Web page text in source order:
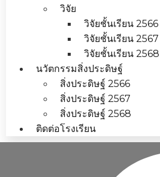
วิจัย
วิจัยชั้นเรียน 2566
วิจัยชั้นเรียน 2567
วิจัยชั้นเรียน 2568
นวัตกรรมสิ่งประดิษฐ์
สิ่งประดิษฐ์ 2566
สิ่งประดิษฐ์ 2567
สิ่งประดิษฐ์ 2568
ติดต่อโรงเรียน